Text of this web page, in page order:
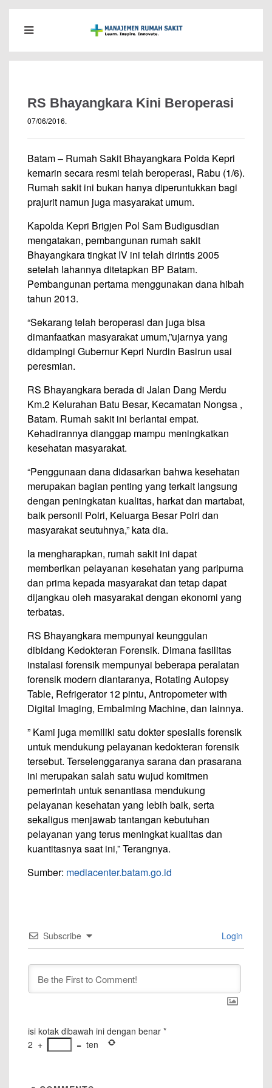
RS Bhayangkara Kini Beroperasi
07/06/2016.
Batam – Rumah Sakit Bhayangkara Polda Kepri
kemarin secara resmi telah beroperasi, Rabu (1/6).
Rumah sakit ini bukan hanya diperuntukkan bagi
prajurit namun juga masyarakat umum.
Kapolda Kepri Brigjen Pol Sam Budigusdian
mengatakan, pembangunan rumah sakit
Bhayangkara tingkat IV ini telah dirintis 2005
setelah lahannya ditetapkan BP Batam.
Pembangunan pertama menggunakan dana hibah
tahun 2013.
“Sekarang telah beroperasi dan juga bisa
dimanfaatkan masyarakat umum,”ujarnya yang
didampingi Gubernur Kepri Nurdin Basirun usai
peresmian.
RS Bhayangkara berada di Jalan Dang Merdu
Km.2 Kelurahan Batu Besar, Kecamatan Nongsa ,
Batam. Rumah sakit ini berlantai empat.
Kehadirannya dianggap mampu meningkatkan
kesehatan masyarakat.
“Penggunaan dana didasarkan bahwa kesehatan
merupakan bagian penting yang terkait langsung
dengan peningkatan kualitas, harkat dan martabat,
baik personil Polri, Keluarga Besar Polri dan
masyarakat seutuhnya,” kata dia.
Ia mengharapkan, rumah sakit ini dapat
memberikan pelayanan kesehatan yang paripurna
dan prima kepada masyarakat dan tetap dapat
dijangkau oleh masyarakat dengan ekonomi yang
terbatas.
RS Bhayangkara mempunyai keunggulan
dibidang Kedokteran Forensik. Dimana fasilitas
instalasi forensik mempunyai beberapa peralatan
forensik modern diantaranya, Rotating Autopsy
Table, Refrigerator 12 pintu, Antropometer with
Digital Imaging, Embalming Machine, dan lainnya.
” Kami juga memiliki satu dokter spesialis forensik
untuk mendukung pelayanan kedokteran forensik
tersebut. Terselenggaranya sarana dan prasarana
ini merupakan salah satu wujud komitmen
pemerintah untuk senantiasa mendukung
pelayanan kesehatan yang lebih baik, serta
sekaligus menjawab tantangan kebutuhan
pelayanan yang terus meningkat kualitas dan
kuantitasnya saat ini,” Terangnya.
Sumber: mediacenter.batam.go.id
Subscribe Login
isi kotak dibawah ini dengan benar *
2 + = ten